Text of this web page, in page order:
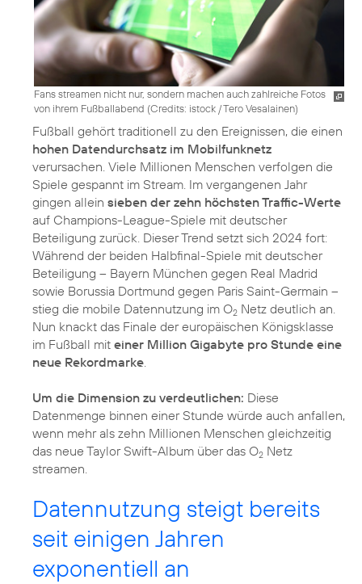
Fans streamen nicht nur, sondern machen auch zahlreiche Fotos
von ihrem Fußballabend (Credits: istock / Tero Vesalainen)
Fußball gehört traditionell zu den Ereignissen, die einen
hohen Datendurchsatz im Mobilfunknetz
verursachen. Viele Millionen Menschen verfolgen die
Spiele gespannt im Stream. Im vergangenen Jahr
gingen allein sieben der zehn höchsten Traffic-Werte
auf Champions-League-Spiele mit deutscher
Beteiligung zurück. Dieser Trend setzt sich 2024 fort:
Während der beiden Halbfinal-Spiele mit deutscher
Beteiligung – Bayern München gegen Real Madrid
sowie Borussia Dortmund gegen Paris Saint-Germain –
stieg die mobile Datennutzung im O2 Netz deutlich an.
Nun knackt das Finale der europäischen Königsklasse
im Fußball mit einer Million Gigabyte pro Stunde eine
neue Rekordmarke
Um die Dimension zu verdeutlichen: Diese
Datenmenge binnen einer Stunde würde auch anfallen,
wenn mehr als zehn Millionen Menschen gleichzeitig
das neue Taylor Swift-Album über das O2 Netz
streamen.
Datennutzung steigt bereits
seit einigen Jahren
exponentiell an